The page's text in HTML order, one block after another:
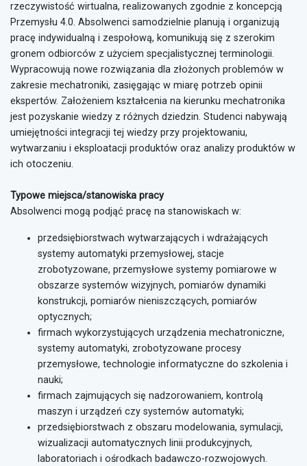
rzeczywistość wirtualna, realizowanych zgodnie z koncepcją
Przemysłu 4.0. Absolwenci samodzielnie planują i organizują
pracę indywidualną i zespołową, komunikują się z szerokim
gronem odbiorców z użyciem specjalistycznej terminologii.
Wypracowują nowe rozwiązania dla złożonych problemów w
zakresie mechatroniki, zasięgając w miarę potrzeb opinii
ekspertów. Założeniem kształcenia na kierunku mechatronika
jest pozyskanie wiedzy z różnych dziedzin. Studenci nabywają
umiejętności integracji tej wiedzy przy projektowaniu,
wytwarzaniu i eksploatacji produktów oraz analizy produktów w
ich otoczeniu.
Typowe miejsca/stanowiska pracy
Absolwenci mogą podjąć pracę na stanowiskach w:
przedsiębiorstwach wytwarzających i wdrażających
systemy automatyki przemysłowej, stacje
zrobotyzowane, przemysłowe systemy pomiarowe w
obszarze systemów wizyjnych, pomiarów dynamiki
konstrukcji, pomiarów nieniszczących, pomiarów
optycznych;
firmach wykorzystujących urządzenia mechatroniczne,
systemy automatyki, zrobotyzowane procesy
przemysłowe, technologie informatyczne do szkolenia i
nauki;
firmach zajmujących się nadzorowaniem, kontrolą
maszyn i urządzeń czy systemów automatyki;
przedsiębiorstwach z obszaru modelowania, symulacji,
wizualizacji automatycznych linii produkcyjnych,
laboratoriach i ośrodkach badawczo-rozwojowych.